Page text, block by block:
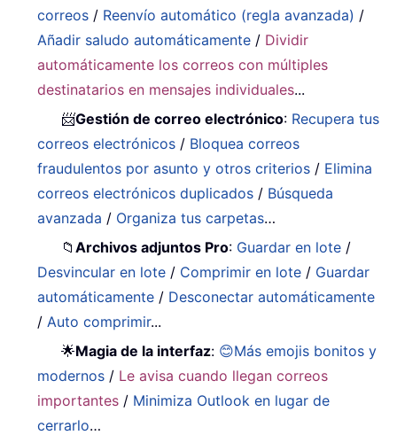
correos / Reenvío automático (regla avanzada) /
Añadir saludo automáticamente / Dividir
automáticamente los correos con múltiples
destinatarios en mensajes individuales...
📨Gestión de correo electrónico: Recupera tus
correos electrónicos / Bloquea correos
fraudulentos por asunto y otros criterios / Elimina
correos electrónicos duplicados / Búsqueda
avanzada / Organiza tus carpetas…
📁Archivos adjuntos Pro: Guardar en lote /
Desvincular en lote / Comprimir en lote / Guardar
automáticamente / Desconectar automáticamente
/ Auto comprimir...
🌟Magia de la interfaz: 😊Más emojis bonitos y
modernos / Le avisa cuando llegan correos
importantes / Minimiza Outlook en lugar de
cerrarlo…